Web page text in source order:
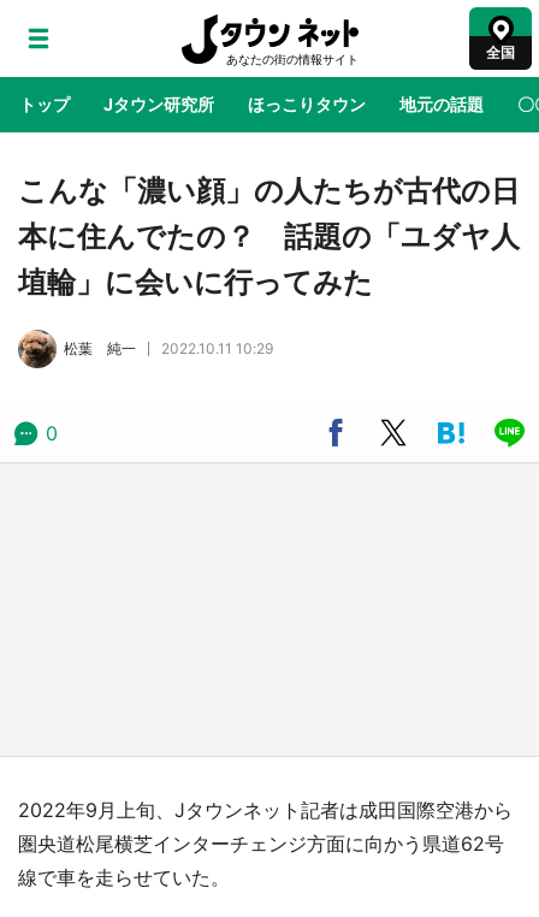
全国
トップ Jタウン研究所 ほっこりタウン 地元の話題 〇
地域×二次元 絶景 あの時はありがとう 物語がはじ
アニメ『はたらく細胞』と神奈川県の3度目コ
ラボ 作品の世界観通じて「小児がん」学べる
こんな「濃い顔」の人たちが古代の日
本に住んでたの？ 話題の「ユダヤ人
埴輪」に会いに行ってみた
松葉 純一 2022.10.11 10:29
0
2022年9月上旬、Jタウンネット記者は成田国際空港から
圏央道松尾横芝インターチェンジ方面に向かう県道62号
線で車を走らせていた。